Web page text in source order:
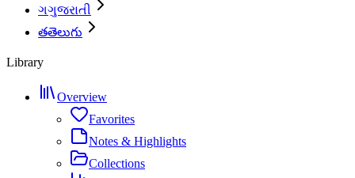
ગગુજરાતી
తతెలుగు
Library
Overview
Favorites
Notes & Highlights
Collections